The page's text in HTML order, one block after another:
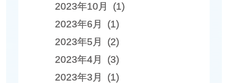
2023年10月 (1)
2023年6月 (1)
2023年5月 (2)
2023年4月 (3)
2023年3月 (1)